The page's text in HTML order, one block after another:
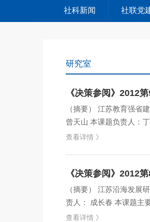
社科新闻
社联党
研究室
《决策参阅》2012
（摘要） 江苏教育强省
曾天山 本课题负责人：
容提要】...
查看详情 》
《决策参阅》2012
（摘要） 江苏沿海发展
责人： 成长春 本课题主
要...
查看详情 》